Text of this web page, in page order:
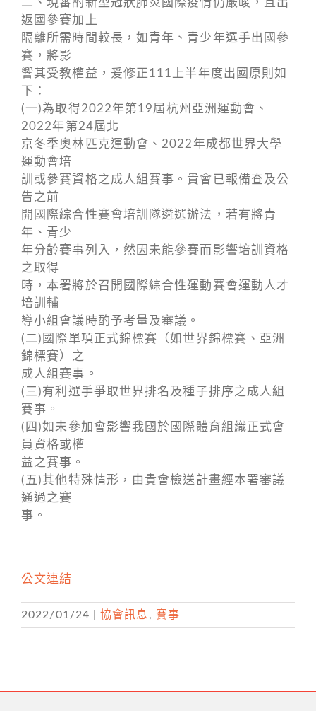
二、現審酌新型冠狀肺炎國際疫情仍嚴峻，且出
返國參賽加上
隔離所需時間較長，如青年、青少年選手出國參
賽，將影
響其受教權益，爰修正111上半年度出國原則如
下：
(一)為取得2022年第19屆杭州亞洲運動會、
2022年第24屆北
京冬季奧林匹克運動會、2022年成都世界大學
運動會培
訓或參賽資格之成人組賽事。貴會已報備查及公
告之前
開國際綜合性賽會培訓隊遴選辦法，若有將青
年、青少
年分齡賽事列入，然因未能參賽而影響培訓資格
之取得
時，本署將於召開國際綜合性運動賽會運動人才
培訓輔
導小組會議時酌予考量及審議。
(二)國際單項正式錦標賽（如世界錦標賽、亞洲
錦標賽）之
成人組賽事。
(三)有利選手爭取世界排名及種子排序之成人組
賽事。
(四)如未參加會影響我國於國際體育組織正式會
員資格或權
益之賽事。
(五)其他特殊情形，由貴會檢送計畫經本署審議
通過之賽
事。
公文連結
2022/01/24 協會訊息 , 賽事